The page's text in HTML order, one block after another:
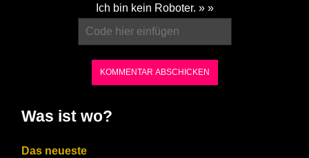
CAPTCHA
Ich bin kein Roboter. » »
Was ist wo?
Das neueste